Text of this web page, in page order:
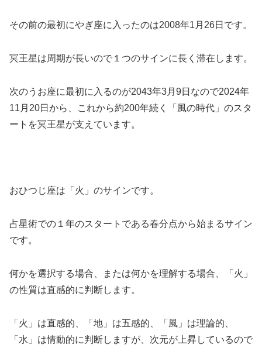
その前の最初にやぎ座に入ったのは2008年1月26日です。
冥王星は周期が長いので１つのサインに長く滞在します。
次のうお座に最初に入るのが2043年3月9日なので2024年
11月20日から、これから約200年続く「風の時代」のスタ
ートを冥王星が支えています。
おひつじ座は「火」のサインです。
占星術での１年のスタートである春分点から始まるサイン
です。
何かを選択する場合、または何かを理解する場合、「火」
の性質は直感的に判断します。
「火」は直感的、「地」は五感的、「風」は理論的、
「水」は情動的に判断しますが、次元が上昇しているので